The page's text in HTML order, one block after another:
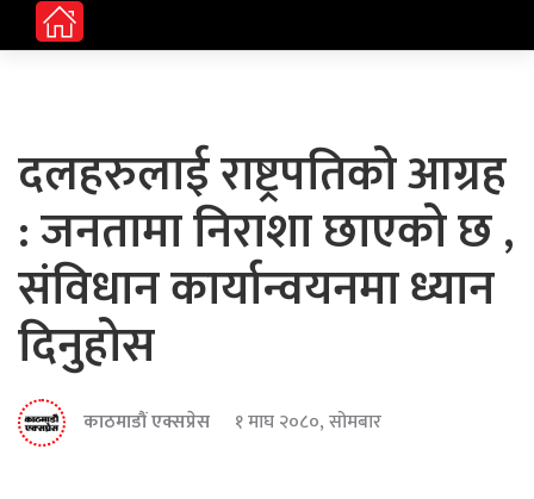
दलहरुलाई राष्ट्रपतिको आग्रह
: जनतामा निराशा छाएको छ ,
संविधान कार्यान्वयनमा ध्यान
दिनुहोस
काठमाडौं एक्सप्रेस १ माघ २०८०, सोमबार